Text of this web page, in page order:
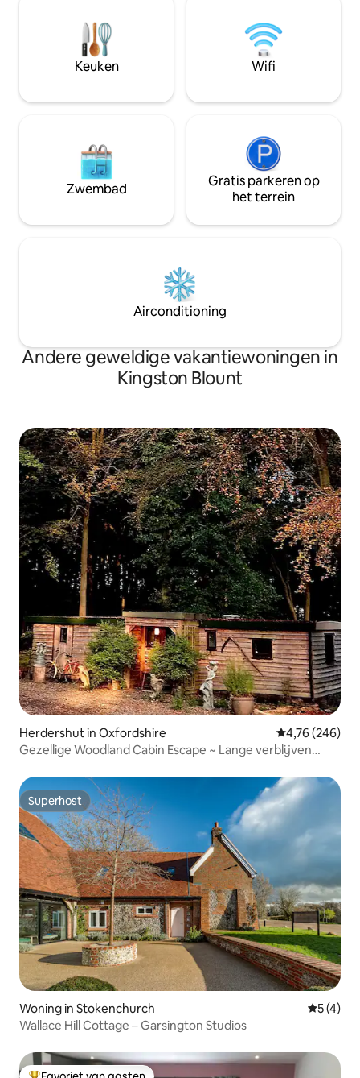
goed uitgeruste keuken mocht u zelf
willen koken. Gemakkelijke toegang tot
de beste wandelingen op het platteland
van Oxfordshire.
soloreizigers die
Let op:- Vissen of
toegestaan. Bij
het meer
Keuken Wifi
Zwembad
Gratis parkeren op
het terrein
Airconditioning
Andere geweldige vakantiewoningen in
Kingston Blount
Herdershut in Oxfordshire Gemiddelde
4,76 (246)
Gezellige Woodland Cabin Escape ~ Lange verblijven
Superhost
Superhost
Woning in Stokenchurch
5 (4)
Wallace Hill Cottage – Garsington Studios